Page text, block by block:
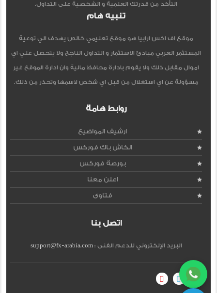
التأكد من قدرتك العلمية و الشخصية على التداول.
تنبيه هام
موقع اف اكس ارابيا هو موقع تعليمي خالص يهدف الي توعية
المستثمر العربي مبادئ الاستثمار و التداول الناجح ولا يتحصل علي اي
اموال مقابل ذلك ولا يقوم بادارة محافظ مالية وان ادارة الموقع غير
مسؤولة عن اي استغلال من قبل اي شخص لاسمها وتحذر من ذلك.
روابط هامة
ارشيف المواضيع
الكاش باك فوركس
بورصة فوركس
اعلن معنا
فتاوى
اتصل بنا
البريد الإلكتروني للدعم الفنى :support@fx-arabia.com